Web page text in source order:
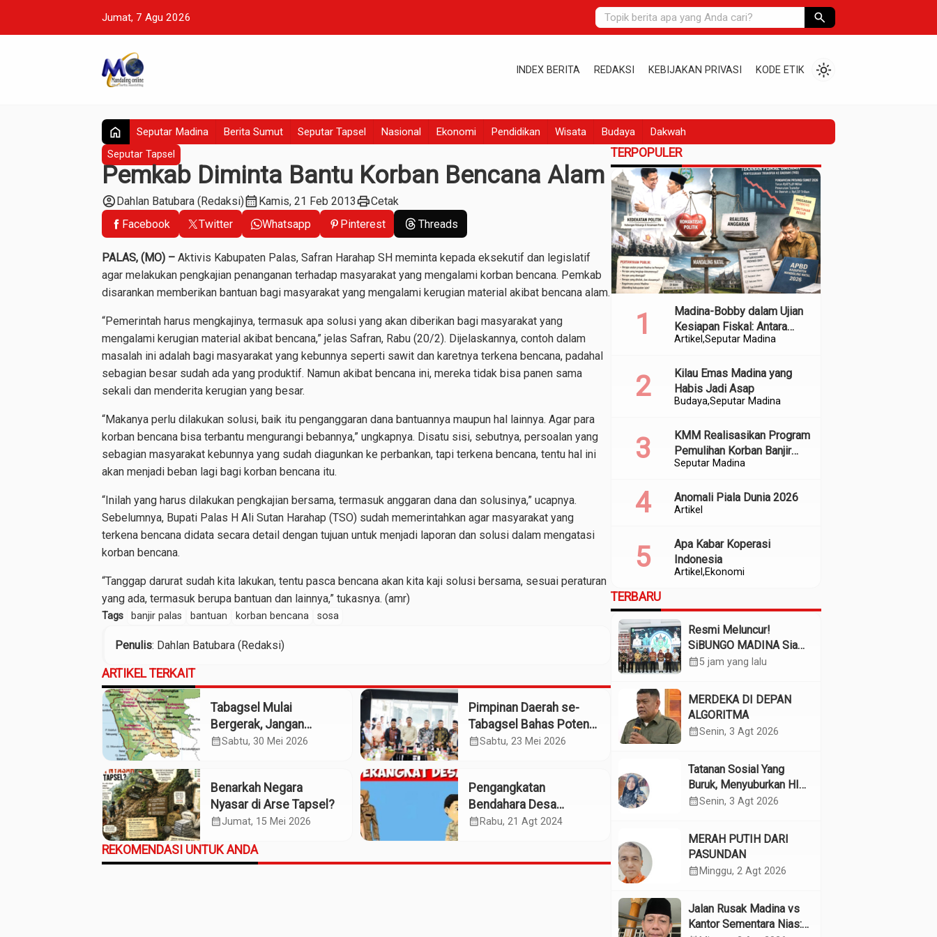
Jumat, 7 Agu 2026 search
INDEX BERITA REDAKSI KEBIJAKAN PRIVASI KODE ETIK light_mode
home Seputar Madina Berita Sumut Seputar Tapsel Nasional Ekonomi Pendidikan Wisata Budaya Dakwah
Seputar Tapsel
Pemkab Diminta Bantu Korban Bencana Alam
account_circleDahlan Batubara (Redaksi)calendar_monthKamis, 21 Feb 2013printCetak
Facebook
Twitter Whatsapp Pinterest Threads
PALAS, (MO) – Aktivis Kabupaten Palas, Safran Harahap SH meminta kepada eksekutif dan legislatif
agar melakukan pengkajian penanganan terhadap masyarakat yang mengalami korban bencana. Pemkab
disarankan memberikan bantuan bagi masyarakat yang mengalami kerugian material akibat bencana alam.
“Pemerintah harus mengkajinya, termasuk apa solusi yang akan diberikan bagi masyarakat yang
mengalami kerugian material akibat bencana,” jelas Safran, Rabu (20/2). Dijelaskannya, contoh dalam
masalah ini adalah bagi masyarakat yang kebunnya seperti sawit dan karetnya terkena bencana, padahal
sebagian besar sudah ada yang produktif. Namun akibat bencana ini, mereka tidak bisa panen sama
sekali dan menderita kerugian yang besar.
“Makanya perlu dilakukan solusi, baik itu penganggaran dana bantuannya maupun hal lainnya. Agar para
korban bencana bisa terbantu mengurangi bebannya,” ungkapnya. Disatu sisi, sebutnya, persoalan yang
sebagian masyarakat kebunnya yang sudah diagunkan ke perbankan, tapi terkena bencana, tentu hal ini
akan menjadi beban lagi bagi korban bencana itu.
“Inilah yang harus dilakukan pengkajian bersama, termasuk anggaran dana dan solusinya,” ucapnya.
Sebelumnya, Bupati Palas H Ali Sutan Harahap (TSO) sudah memerintahkan agar masyarakat yang
terkena bencana didata secara detail dengan tujuan untuk menjadi laporan dan solusi dalam mengatasi
korban bencana.
“Tanggap darurat sudah kita lakukan, tentu pasca bencana akan kita kaji solusi bersama, sesuai peraturan
yang ada, termasuk berupa bantuan dan lainnya,” tukasnya. (amr)
Tags banjir palas bantuan korban bencana sosa
Penulis: Dahlan Batubara (Redaksi)
ARTIKEL TERKAIT
Tabagsel Mulai
Bergerak, Jangan
Berhenti di Foto
calendar_monthSabtu, 30 Mei 2026
Pimpinan Daerah se-
Tabagsel Bahas Potensi
Penerbangan Dua
calendar_monthSabtu, 23 Mei 2026
Benarkah Negara
Nyasar di Arse Tapsel?
calendar_monthJumat, 15 Mei 2026
Pengangkatan
Bendahara Desa
Hutabaringin Julu
calendar_month Rabu, 21 Agt 2024
REKOMENDASI UNTUK ANDA
TERPOPULER
Artikel Seputar Madina
Madina-Bobby dalam Ujian
Kesiapan Fiskal: Antara
Kedekatan Politik dan
BudayaSeputar Madina
Kilau Emas Madina yang
Habis Jadi Asap
Seputar Madina
KMM Realisasikan Program
Pemulihan Korban Banjir
dan Longsor di Kabupaten
Artikel
Anomali Piala Dunia 2026
Artikel Ekonomi
Apa Kabar Koperasi
Indonesia
TERBARU
Resmi Meluncur!
SiBUNGO MADINA Siap
Optimalkan Pendapatan
calendar_month5 jam yang lalu
MERDEKA DI DEPAN
ALGORITMA
calendar_monthSenin, 3 Agt 2026
Tatanan Sosial Yang
Buruk, Menyuburkan HIV
Pada Remaja
calendar_monthSenin, 3 Agt 2026
MERAH PUTIH DARI
PASUNDAN
calendar_month Minggu, 2 Agt 2026
Jalan Rusak Madina vs
Kantor Sementara Nias: